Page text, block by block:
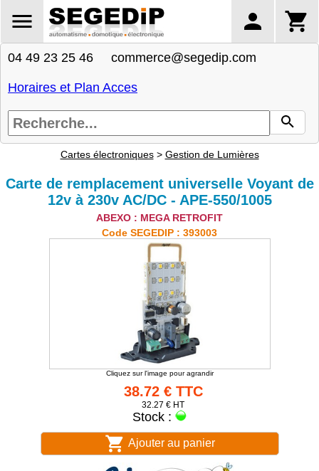
04 49 23 25 46 commerce@segedip.com
Horaires et Plan Acces
Cartes électroniques> Gestion de Lumières
Carte de remplacement universelle Voyant de
12v à 230v AC/DC - APE-550/1005
ABEXO : MEGA RETROFIT
Code SEGEDIP : 393003
Cliquez sur l'image pour agrandir
38.72 € TTC
32.27 € HT
Stock :
Ajouter au panier